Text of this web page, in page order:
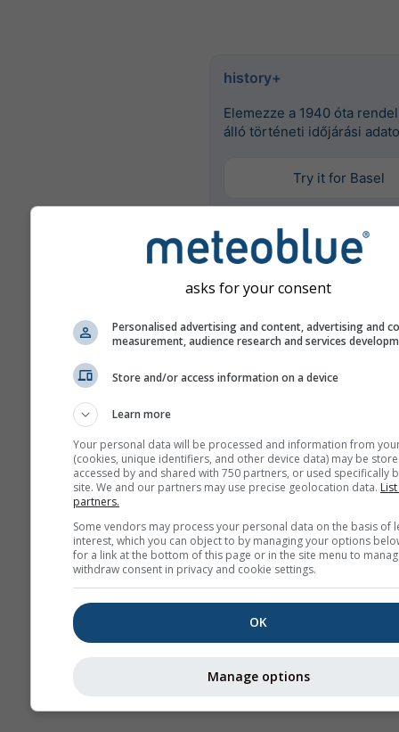
history+
Elemezze a 1940 óta
álló történeti időjárási
Try it for Basel
További időjárási adatok
Évösszehasonlítás
asks for your consent
Personalised advertising and content, advertising and
measurement, audience research and services
Store and/or access information on a device
Learn more
Your personal data will be processed and information from
(cookies, unique identifiers, and other device data) may be
accessed by and shared with 750 partners, or used specifically
site. We and our partners may use precise geolocation data.
partners.
Some vendors may process your personal data on the basis of
interest, which you can object to by managing your options
for a link at the bottom of this page or in the site menu to
withdraw consent in privacy and cookie settings.
OK
Manage options